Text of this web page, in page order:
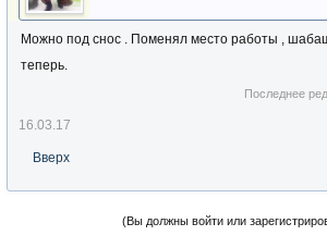
Можно под снос . Поменял место работы ,
теперь.
Последнее
16.03.17
Вверх
(Вы должны войти или